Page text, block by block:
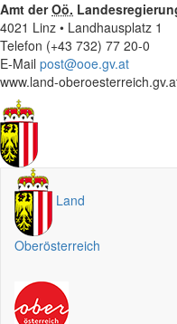
Amt derOö.
4021 Linz • Landhausplatz 1
Telefon (+43 732) 77 20-0
E-Mail post@ooe.gv.at
www.land-
Land
Oberösterreich